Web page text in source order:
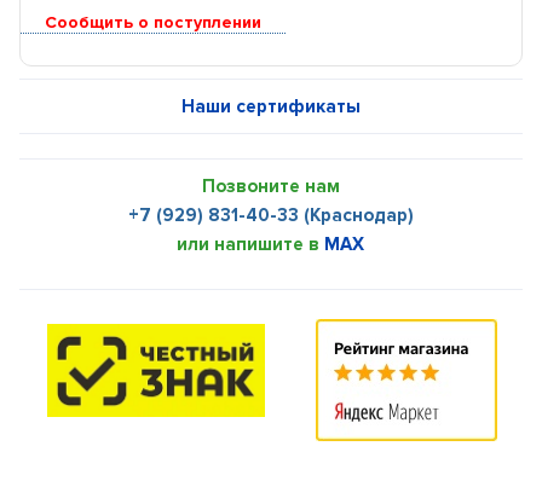
Сообщить о поступлении
Наши сертификаты
Позвоните нам
+7 (929) 831-40-33 (Краснодар)
или напишите в MAX